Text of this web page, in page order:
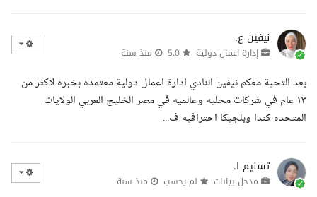
نيفين ع.
إدارة اعمال دولية منذ سنة
بعد التحية معكم نيفين النادي ادارة اعمال دولية معتمده بخبره لاكثر من
١٣ عام في شركات محليه وعالميه في مصر الخليج العربي الولايات
المتحده كندا وبلجيكا احترافيه ف...
تسنيم ا.
مدخل بيانات لم يحسب منذ سنة